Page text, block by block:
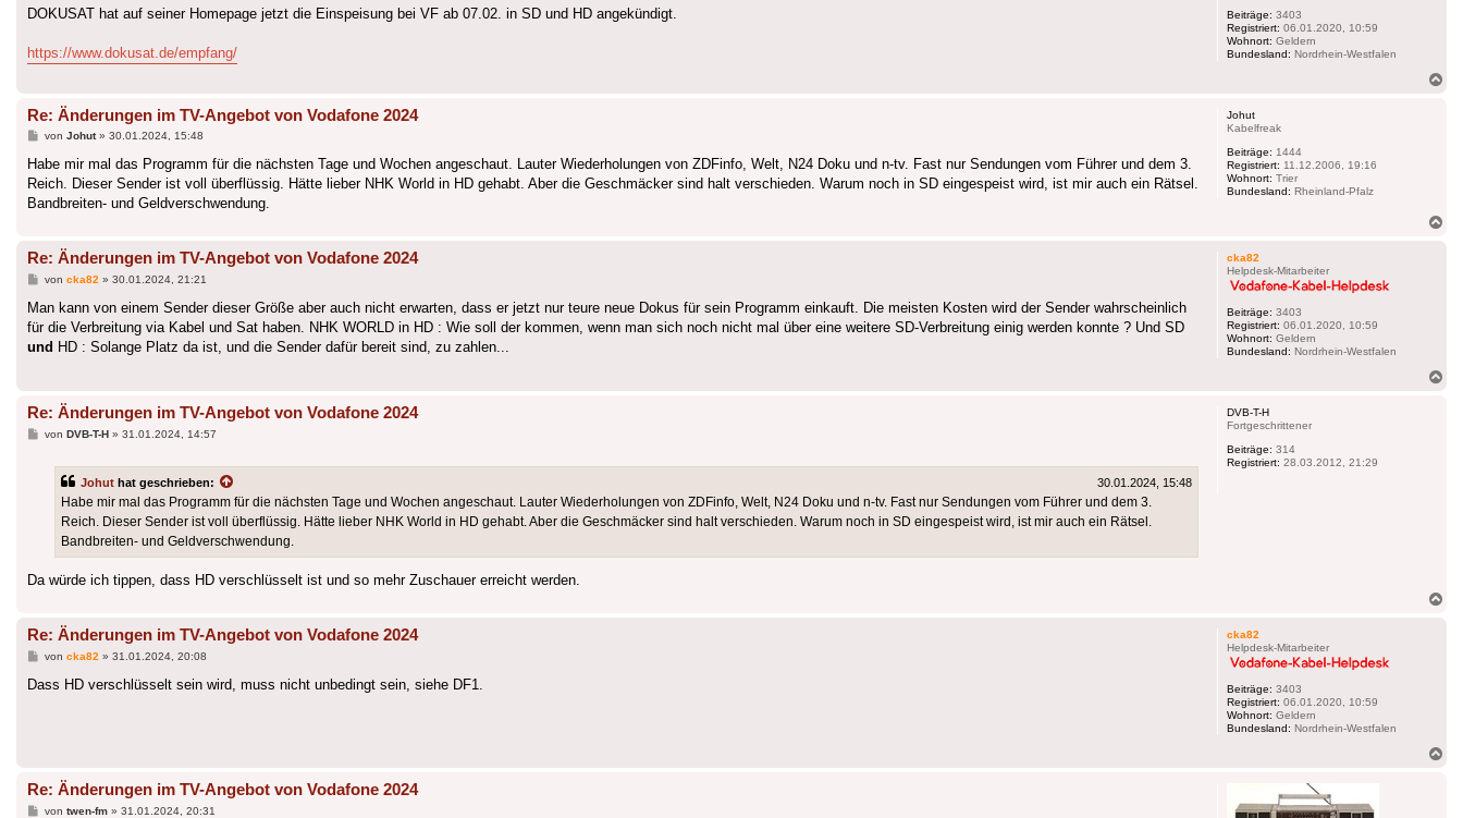
Beiträge: 3403
Registriert: 06.01.2020, 10:59
Wohnort: Geldern
Bundesland: Nordrhein-Westfalen
DOKUSAT hat auf seiner Homepage jetzt die Einspeisung bei VF ab 07.02. in SD und HD angekündigt.
https://www.dokusat.de/empfang/
Johut
Kabelfreak
Beiträge: 1444
Registriert: 11.12.2006, 19:16
Wohnort: Trier
Bundesland: Rheinland-Pfalz
Re: Änderungen im TV-Angebot von Vodafone 2024
Beitrag
von Johut» 30.01.2024, 15:48
Habe mir mal das Programm für die nächsten Tage und Wochen angeschaut. Lauter Wiederholungen von ZDFinfo, Welt, N24 Doku und n-tv. Fast nur Sendungen vom Führer und dem 3.
Reich. Dieser Sender ist voll überflüssig. Hätte lieber NHK World in HD gehabt. Aber die Geschmäcker sind halt verschieden. Warum noch in SD eingespeist wird, ist mir auch ein Rätsel.
Bandbreiten- und Geldverschwendung.
cka82
Helpdesk-Mitarbeiter
Beiträge: 3403
Registriert: 06.01.2020, 10:59
Wohnort: Geldern
Bundesland: Nordrhein-Westfalen
Re: Änderungen im TV-Angebot von Vodafone 2024
Beitrag
von cka82 » 30.01.2024, 21:21
Man kann von einem Sender dieser Größe aber auch nicht erwarten, dass er jetzt nur teure neue Dokus für sein Programm einkauft. Die meisten Kosten wird der Sender wahrscheinlich
für die Verbreitung via Kabel und Sat haben. NHK WORLD in HD : Wie soll der kommen, wenn man sich noch nicht mal über eine weitere SD-Verbreitung einig werden konnte ? Und SD
und HD : Solange Platz da ist, und die Sender dafür bereit sind, zu zahlen...
DVB-T-H
Fortgeschrittener
Beiträge: 314
Registriert: 28.03.2012, 21:29
Re: Änderungen im TV-Angebot von Vodafone 2024
Beitrag
von DVB-T-H» 31.01.2024, 14:57
Johut hat geschrieben: 30.01.2024, 15:48
Habe mir mal das Programm für die nächsten Tage und Wochen angeschaut. Lauter Wiederholungen von ZDFinfo, Welt, N24 Doku und n-tv. Fast nur Sendungen vom Führer und dem 3.
Reich. Dieser Sender ist voll überflüssig. Hätte lieber NHK World in HD gehabt. Aber die Geschmäcker sind halt verschieden. Warum noch in SD eingespeist wird, ist mir auch ein Rätsel.
Bandbreiten- und Geldverschwendung.
Da würde ich tippen, dass HD verschlüsselt ist und so mehr Zuschauer erreicht werden.
cka82
Helpdesk-Mitarbeiter
Beiträge: 3403
Registriert: 06.01.2020, 10:59
Wohnort: Geldern
Bundesland: Nordrhein-Westfalen
Re: Änderungen im TV-Angebot von Vodafone 2024
Beitrag
von cka82 » 31.01.2024, 20:08
Dass HD verschlüsselt sein wird, muss nicht unbedingt sein, siehe DF1.
Re: Änderungen im TV-Angebot von Vodafone 2024
Beitrag
von twen-fm» 31.01.2024, 20:31